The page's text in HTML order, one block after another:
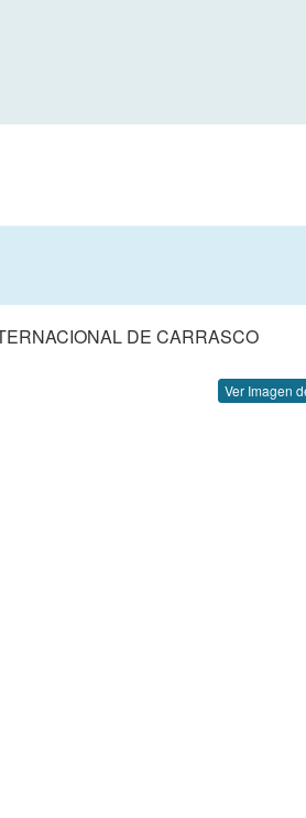
DE CARRASCO
Ver Imagen